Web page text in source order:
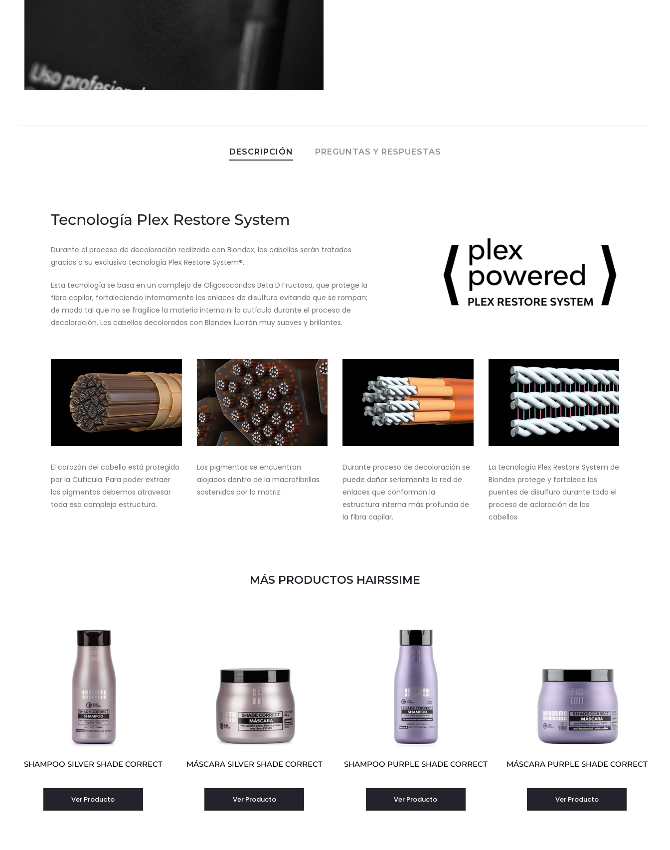
DESCRIPCIÓN PREGUNTAS Y RESPUESTAS
Tecnología Plex Restore System
Durante el proceso de decoloración realizado con Blondex, los cabellos serán tratados
gracias a su exclusiva tecnología Plex Restore System®.
Esta tecnología se basa en un complejo de Oligosacáridos Beta D Fructosa, que protege la
fibra capilar, fortaleciendo internamente los enlaces de disulfuro evitando que se rompan;
de modo tal que no se fragilice la materia interna ni la cutícula durante el proceso de
decoloración. Los cabellos decolorados con Blondex lucirán muy suaves y brillantes.
El corazón del cabello está protegido
por la Cutícula. Para poder extraer
los pigmentos debemos atravesar
toda esa compleja estructura.
Los pigmentos se encuentran
alojados dentro de la macrofibrillas
sostenidos por la matriz.
Durante proceso de decoloración se
puede dañar seriamente la red de
enlaces que conforman la
estructura interna más profunda de
la fibra capilar.
La tecnología Plex Restore System de
Blondex protege y fortalece los
puentes de disulfuro durante todo el
proceso de aclaración de los
cabellos.
MÁS PRODUCTOS HAIRSSIME
SHAMPOO SILVER SHADE CORRECT
Ver Producto
MÁSCARA SILVER SHADE CORRECT
Ver Producto
SHAMPOO PURPLE SHADE CORRECT
Ver Producto
MÁSCARA PURPLE SHADE CORRECT
Ver Producto